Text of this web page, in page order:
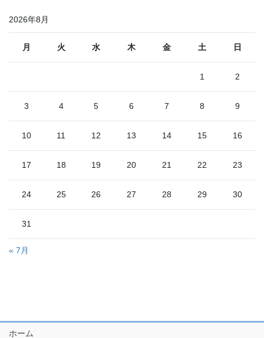
2026年8月
月 火 水 木 金 土 日
1 2
3 4 5 6 7 8 9
10 11 12 13 14 15 16
17 18 19 20 21 22 23
24 25 26 27 28 29 30
31
« 7月
ホーム